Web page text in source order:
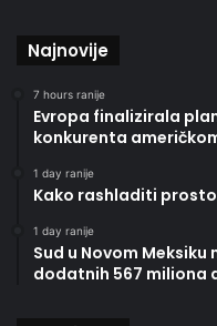
Najnovije
7 hours ranije
Evropa finalizirala
konkurenta
1 day ranije
Kako rashladiti
1 day ranije
Sud u Novom
dodatnih 567 miliona